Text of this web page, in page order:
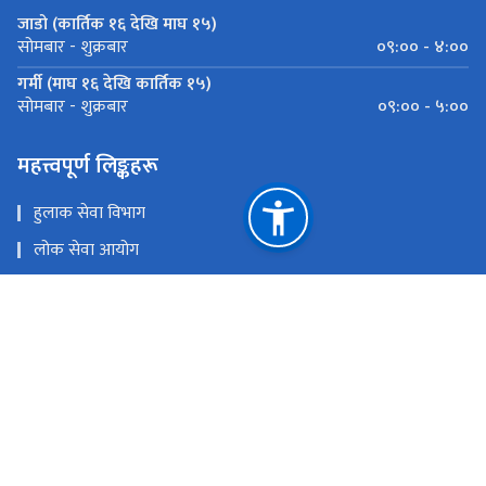
जाडो (कार्तिक १६ देखि माघ १५)
सोमबार - शुक्रबार
०९:०० - ४:००
गर्मी (माघ १६ देखि कार्तिक १५)
सोमबार - शुक्रबार ०९:०० - ५:००
महत्त्वपूर्ण लिङ्कहरू
हुलाक सेवा विभाग
लोक सेवा आयोग